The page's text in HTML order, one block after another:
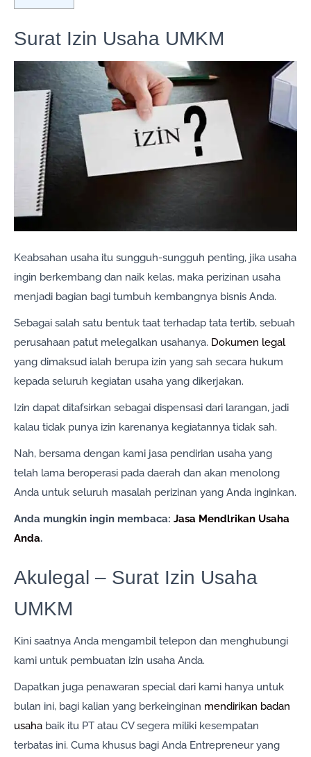
Surat Izin Usaha UMKM
Keabsahan usaha itu sungguh-sungguh penting, jika usaha
ingin berkembang dan naik kelas, maka perizinan usaha
menjadi bagian bagi tumbuh kembangnya bisnis Anda.
Sebagai salah satu bentuk taat terhadap tata tertib, sebuah
perusahaan patut melegalkan usahanya. Dokumen legal
yang dimaksud ialah berupa izin yang sah secara hukum
kepada seluruh kegiatan usaha yang dikerjakan.
Izin dapat ditafsirkan sebagai dispensasi dari larangan, jadi
kalau tidak punya izin karenanya kegiatannya tidak sah.
Nah, bersama dengan kami jasa pendirian usaha yang
telah lama beroperasi pada daerah dan akan menolong
Anda untuk seluruh masalah perizinan yang Anda inginkan.
Anda mungkin ingin membaca: Jasa Mendlrikan Usaha
Anda.
Akulegal – Surat Izin Usaha
UMKM
Kini saatnya Anda mengambil telepon dan menghubungi
kami untuk pembuatan izin usaha Anda.
Dapatkan juga penawaran special dari kami hanya untuk
bulan ini, bagi kalian yang berkeinginan mendirikan badan
usaha baik itu PT atau CV segera miliki kesempatan
terbatas ini. Cuma khusus bagi Anda Entrepreneur yang